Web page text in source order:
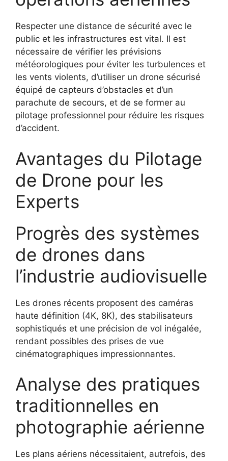
Respecter une distance de sécurité avec le
public et les infrastructures est vital. Il est
nécessaire de vérifier les prévisions
météorologiques pour éviter les turbulences et
les vents violents, d’utiliser un drone sécurisé
équipé de capteurs d’obstacles et d’un
parachute de secours, et de se former au
pilotage professionnel pour réduire les risques
d’accident.
Avantages du Pilotage
de Drone pour les
Experts
Progrès des systèmes
de drones dans
l’industrie audiovisuelle
Les drones récents proposent des caméras
haute définition (4K, 8K), des stabilisateurs
sophistiqués et une précision de vol inégalée,
rendant possibles des prises de vue
cinématographiques impressionnantes.
Analyse des pratiques
traditionnelles en
photographie aérienne
Les plans aériens nécessitaient, autrefois, des